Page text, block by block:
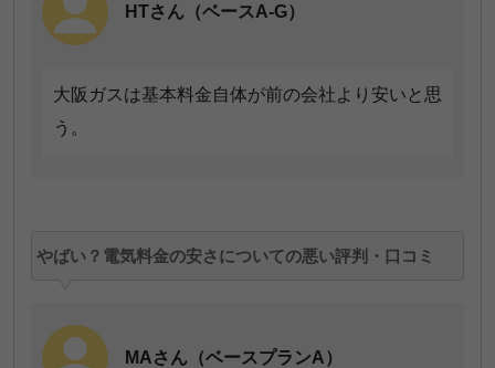
HTさん（ベースA-G）
大阪ガスは基本料金自体が前の会社より安いと思
う。
やばい？電気料金の安さについての悪い評判・口コミ
MAさん（ベースプランA）